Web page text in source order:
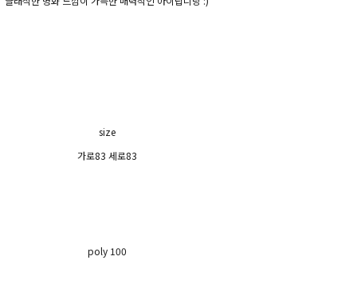
size
가로83 세로83
poly 100